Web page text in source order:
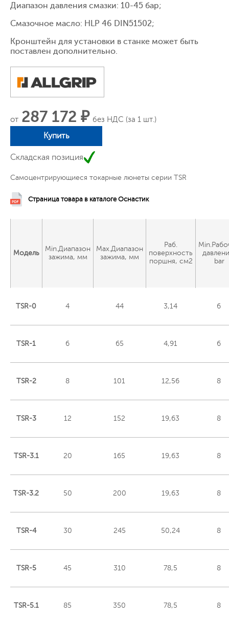
Диапазон давления смазки: 10-45 бар;
Смазочное масло: HLP 46 DIN51502;
Кронштейн для установки в станке может быть
поставлен дополнительно.
от 287 172 ₽ без НДС (за 1 шт.)
Купить
Складская позиция
Самоцентрирующиеся токарные люнеты серии TSR
Страница товара в каталоге Оснастик
Модель
Min.Диапазон
зажима, мм
Max.Диапазон
зажима, мм
Раб.
поверхность
поршня, см2
bar
TSR-0 4 44 3,14 6
TSR-1 6 65 4,91 6
TSR-2 8 101 12,56 8
TSR-3 12 152 19,63 8
TSR-3.1 20 165 19,63 8
TSR-3.2 50 200 19,63 8
TSR-4 30 245 50,24 8
TSR-5 45 310 78,5 8
TSR-5.1 85 350 78,5 8